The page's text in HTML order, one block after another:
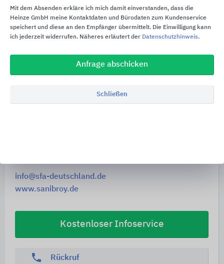
info@sfa-deutschland.de
www.sanibroy.de
Kostenloser Infoservice
phone Rückruf
Mit dem Absenden erkläre ich mich damit einverstanden, dass die
Heinze GmbH meine Kontaktdaten und Bürodaten zum Kundenservice
speichert und diese an den Empfänger übermittelt. Die Einwilligung kann
ich jederzeit widerrufen. Näheres erläutert der Datenschutzhinweis.
Anfrage abschicken
Schließen